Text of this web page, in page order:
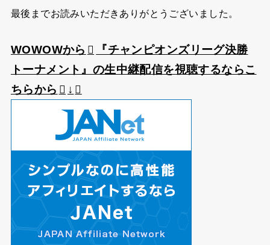
最後までお読みいただきありがとうございました。
WOWOWから
『チャンピオンズリーグ決勝
トーナメント』の生中継配信を視聴するならこ
ちらから
↓